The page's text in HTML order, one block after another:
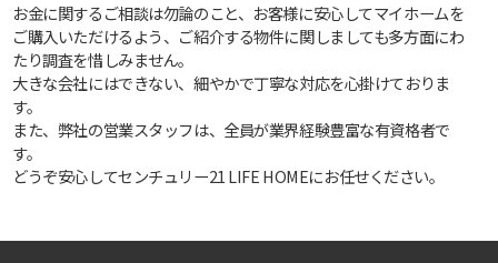
お金に関するご相談は勿論のこと、お客様に安心してマイホームを
ご購入いただけるよう、ご紹介する物件に関しましても多方面にわ
たり調査を惜しみません。
大きな会社にはできない、細やかで丁寧な対応を心掛けておりま
す。
また、弊社の営業スタッフは、全員が業界経験豊富な有資格者で
す。
どうぞ安心してセンチュリー21 LIFE HOMEにお任せください。